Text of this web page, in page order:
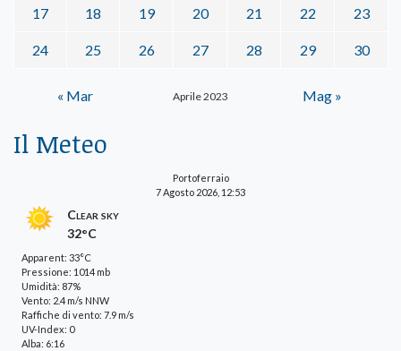
Aprile 2023
17 18 19 20 21 22 23
24 25 26 27 28 29 30
« Mar Mag »
Il Meteo
Portoferraio
7 Agosto 2026, 12:53
Clear sky
32°C
Apparent: 33°C
Pressione: 1014 mb
Umidità: 87%
Vento: 2.4 m/s NNW
Raffiche di vento: 7.9 m/s
UV-Index: 0
Alba: 6:16